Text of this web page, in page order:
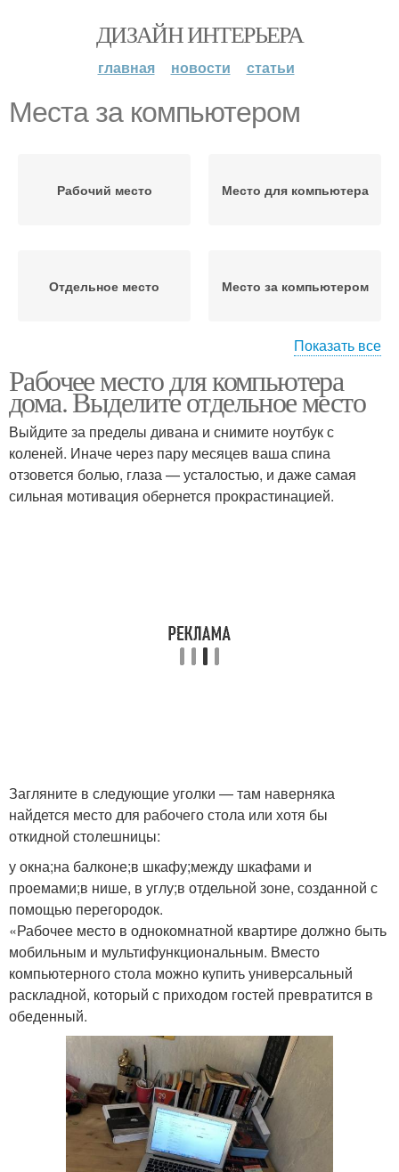
ДИЗАЙН ИНТЕРЬЕРА
главная новости статьи
Места за компьютером
Рабочий место Место для компьютера
Отдельное место Место за компьютером
Место для работы
Показать все
Рабочее место для компьютера
дома. Выделите отдельное место
Выйдите за пределы дивана и снимите ноутбук с
коленей. Иначе через пару месяцев ваша спина
отзовется болью, глаза — усталостью, и даже самая
сильная мотивация обернется прокрастинацией.
Загляните в следующие уголки — там наверняка
найдется место для рабочего стола или хотя бы
откидной столешницы:
у окна;на балконе;в шкафу;между шкафами и
проемами;в нише, в углу;в отдельной зоне, созданной с
помощью перегородок.
«Рабочее место в однокомнатной квартире должно быть
мобильным и мультифункциональным. Вместо
компьютерного стола можно купить универсальный
раскладной, который с приходом гостей превратится в
обеденный.